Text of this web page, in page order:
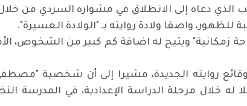
الذي دعاه إلى الانطلاق في مشواره السردي من
واصفا ولادة روايته بـ "الولادة العسيرة".
زمكانية" ويتيح له اضافة كم كبير من الشخوص،
روايته الجديدة، مشيرا إلى أن شخصية "مصطفى"
له خلال مرحلة الدراسة الإعدادية، في المدرسة